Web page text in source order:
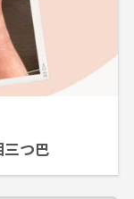
つ巴